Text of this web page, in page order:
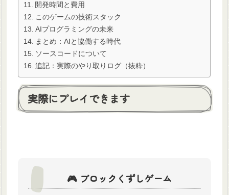
開発時間と費用
このゲームの技術スタック
AIプログラミングの未来
まとめ：AIと協働する時代
ソースコードについて
追記：実際のやり取りログ（抜粋）
実際にプレイできます
🎮 ブロックくずしゲーム